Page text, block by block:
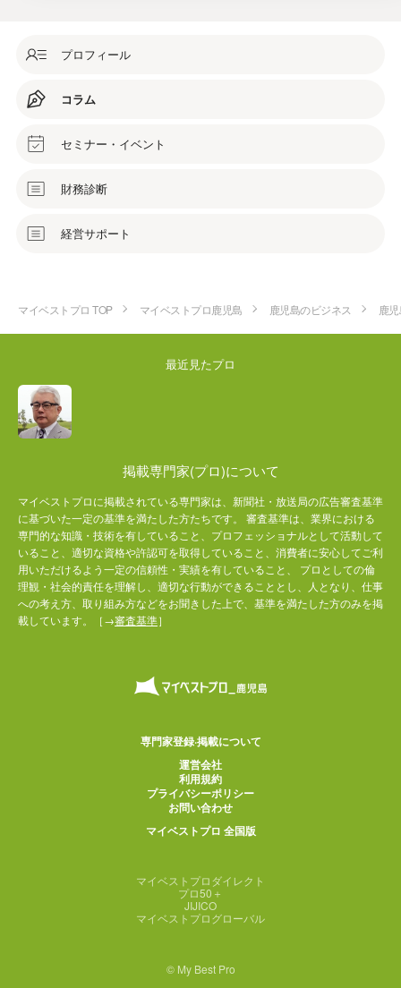
プロフィール
コラム
セミナー・イベント
財務診断
経営サポート
マイベストプロ TOP マイベストプロ鹿児島 鹿児島のビジネス 鹿
最近見たプロ
掲載専門家(プロ)について
マイベストプロに掲載されている専門家は、新聞社・放送局の広告審査基準
に基づいた一定の基準を満たした方たちです。 審査基準は、業界における
専門的な知識・技術を有していること、プロフェッショナルとして活動して
いること、適切な資格や許認可を取得していること、消費者に安心してご利
用いただけるよう一定の信頼性・実績を有していること、 プロとしての倫
理観・社会的責任を理解し、適切な行動ができることとし、人となり、仕事
への考え方、取り組み方などをお聞きした上で、基準を満たした方のみを掲
載しています。［→審査基準］
専門家登録·掲載について
運営会社
利用規約
プライバシーポリシー
お問い合わせ
マイベストプロ 全国版
マイベストプロダイレクト
プロ50＋
JIJICO
マイベストプログローバル
© My Best Pro